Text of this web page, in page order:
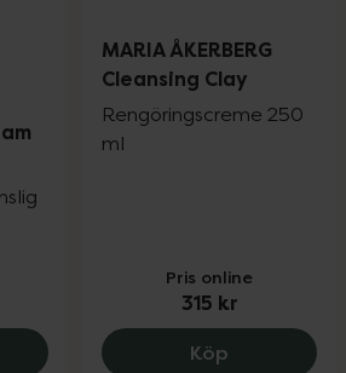
Rosamed Protective
MARIA ÅKERBERG
Cleansing Clay
Rengöringscreme 250
ml
Pris online
315 kr
Köp MARIA